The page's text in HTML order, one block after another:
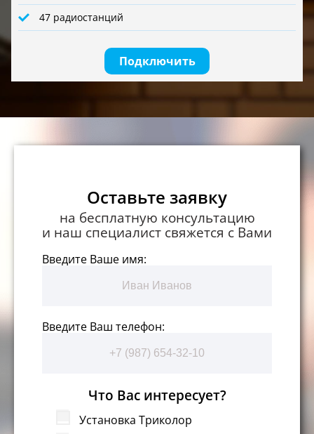
47 радиостанций
Подключить
Оставьте заявку
на бесплатную консультацию
и наш специалист свяжется с Вами
Введите Ваше имя:
Введите Ваш телефон:
Что Вас интересует?
Установка Триколор